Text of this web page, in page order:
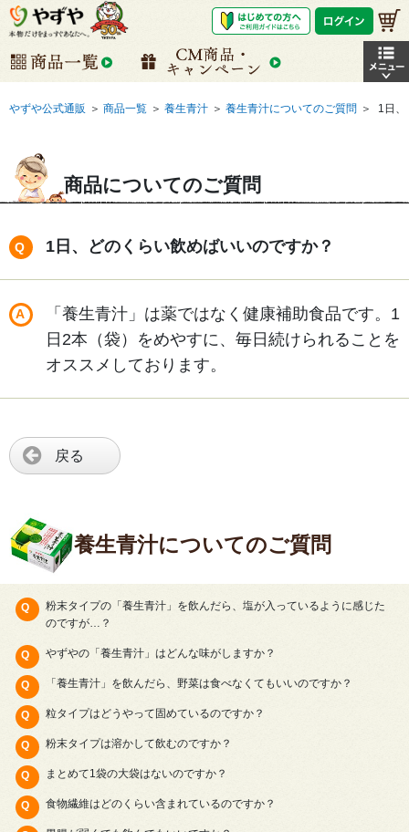
やずや公式通販 ＞ 商品一覧 ＞ 養生青汁 ＞ 養生青汁についてのご質問 ＞ 1日
商品についてのご質問
1日、どのくらい飲めばいいのですか？
「養生青汁」は薬ではなく健康補助食品です。1
日2本（袋）をめやすに、毎日続けられることを
オススメしております。
戻る
養生青汁についてのご質問
粉末タイプの「養生青汁」を飲んだら、塩が入っているように感じた
のですが…？
やずやの「養生青汁」はどんな味がしますか？
「養生青汁」を飲んだら、野菜は食べなくてもいいのですか？
粒タイプはどうやって固めているのですか？
粉末タイプは溶かして飲むのですか？
まとめて1袋の大袋はないのですか？
食物繊維はどのくらい含まれているのですか？